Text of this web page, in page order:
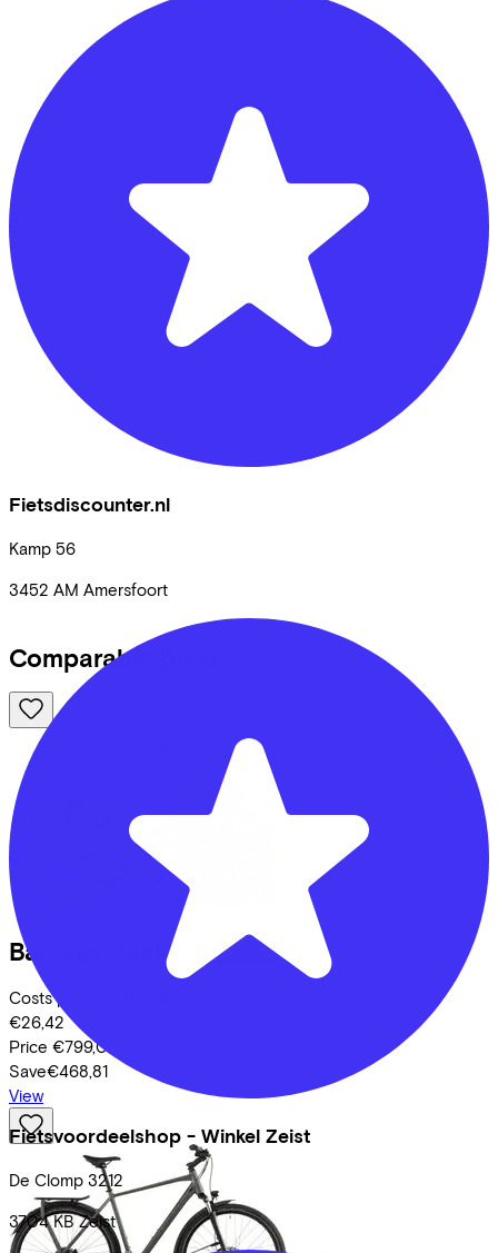
Fietsdiscounter.nl
Kamp 56
3452 AM Amersfoort
Fietsvoordeelshop - Winkel Zeist
De Clomp 3212
3704 KB Zeist
Comparable bikes
Batavus Packd-3 (2025)
Costs per month from
€26,42
Price €799,00
Save€468,81
View